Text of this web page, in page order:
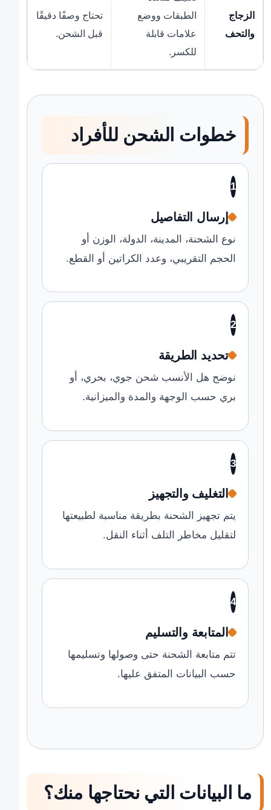
الزجاج
والتحف
الطبقات ووضع
علامات قابلة
للكسر.
تحتاج وصفًا دقيقًا
قبل الشحن.
خطوات الشحن للأفراد
1
إرسال التفاصيل
نوع الشحنة، المدينة، الدولة، الوزن أو
الحجم التقريبي، وعدد الكراتين أو القطع.
2
تحديد الطريقة
نوضح هل الأنسب شحن جوي، بحري، أو
بري حسب الوجهة والمدة والميزانية.
3
التغليف والتجهيز
يتم تجهيز الشحنة بطريقة مناسبة لطبيعتها
لتقليل مخاطر التلف أثناء النقل.
4
المتابعة والتسليم
تتم متابعة الشحنة حتى وصولها وتسليمها
حسب البيانات المتفق عليها.
ما البيانات التي نحتاجها منك؟